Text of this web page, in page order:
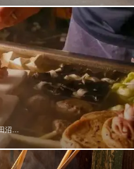
ーキです。 あまり見かけ
しいお肉なので是非食べ
プルな味付けです、お好
です。
沼…